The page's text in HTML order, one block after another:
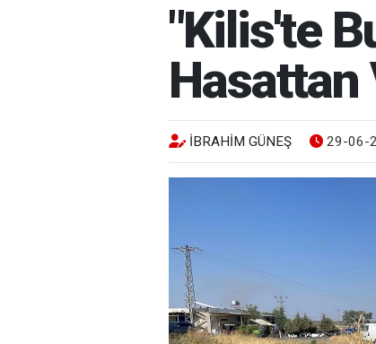
"Kilis'te
Hasattan
İBRAHIM GÜNEŞ 29-06-